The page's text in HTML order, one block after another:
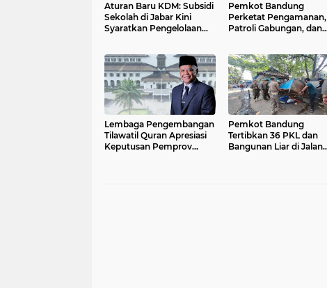
Aturan Baru KDM: Subsidi
Sekolah di Jabar Kini
Syaratkan Pengelolaan
Pemkot Bandung
Perketat Pengamanan,
Patroli Gabungan, dan
Lembaga Pengembangan
Tilawatil Quran Apresiasi
Keputusan Pemprov
Pemkot Bandung
Tertibkan 36 PKL dan
Bangunan Liar di Jalan